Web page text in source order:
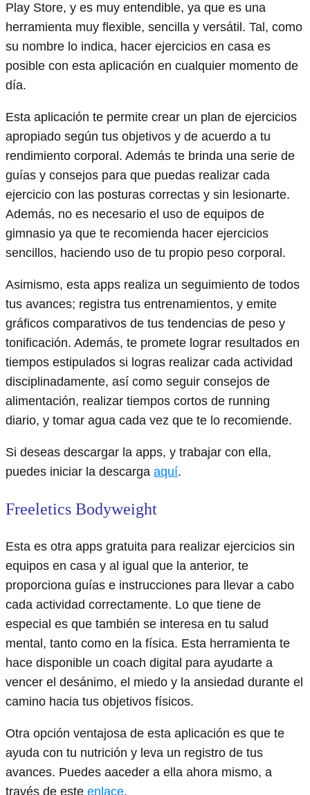
Play Store, y es muy entendible, ya que es una
herramienta muy flexible, sencilla y versátil. Tal, como
su nombre lo indica, hacer ejercicios en casa es
posible con esta aplicación en cualquier momento de
día.
Esta aplicación te permite crear un plan de ejercicios
apropiado según tus objetivos y de acuerdo a tu
rendimiento corporal. Además te brinda una serie de
guías y consejos para que puedas realizar cada
ejercicio con las posturas correctas y sin lesionarte.
Además, no es necesario el uso de equipos de
gimnasio ya que te recomienda hacer ejercicios
sencillos, haciendo uso de tu propio peso corporal.
Asimismo, esta apps realiza un seguimiento de todos
tus avances; registra tus entrenamientos, y emite
gráficos comparativos de tus tendencias de peso y
tonificación. Además, te promete lograr resultados en
tiempos estipulados si logras realizar cada actividad
disciplinadamente, así como seguir consejos de
alimentación, realizar tiempos cortos de running
diario, y tomar agua cada vez que te lo recomiende.
Si deseas descargar la apps, y trabajar con ella,
puedes iniciar la descarga aquí.
Freeletics Bodyweight
Esta es otra apps gratuita para realizar ejercicios sin
equipos en casa y al igual que la anterior, te
proporciona guías e instrucciones para llevar a cabo
cada actividad correctamente. Lo que tiene de
especial es que también se interesa en tu salud
mental, tanto como en la física. Esta herramienta te
hace disponible un coach digital para ayudarte a
vencer el desánimo, el miedo y la ansiedad durante el
camino hacia tus objetivos físicos.
Otra opción ventajosa de esta aplicación es que te
ayuda con tu nutrición y leva un registro de tus
avances. Puedes aaceder a ella ahora mismo, a
través de este enlace.